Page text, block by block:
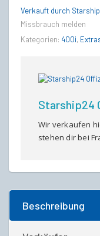
Red
Livery
quantity
Verkauft durch
Missbrauch melden
Kategorien: 400i,
Starship24
Wir verkaufen
stehen dir bei
Beschreibung